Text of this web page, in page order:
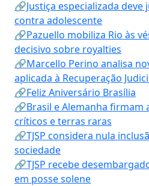
🔗Justiça especializada
contra adolescente
🔗Pazuello mobiliza Rio às
decisivo sobre royalties
🔗Marcello Perino analisa
aplicada à Recuperação
🔗Feliz Aniversário Brasília
🔗Brasil e Alemanha firmam
críticos e terras raras
🔗TJSP considera nula
sociedade
🔗TJSP recebe
em posse solene